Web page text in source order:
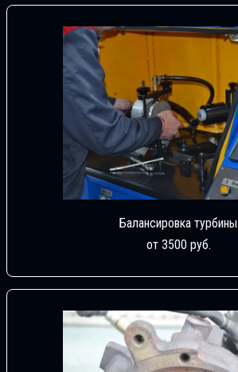
Балансировка турбины
от 3500 руб.